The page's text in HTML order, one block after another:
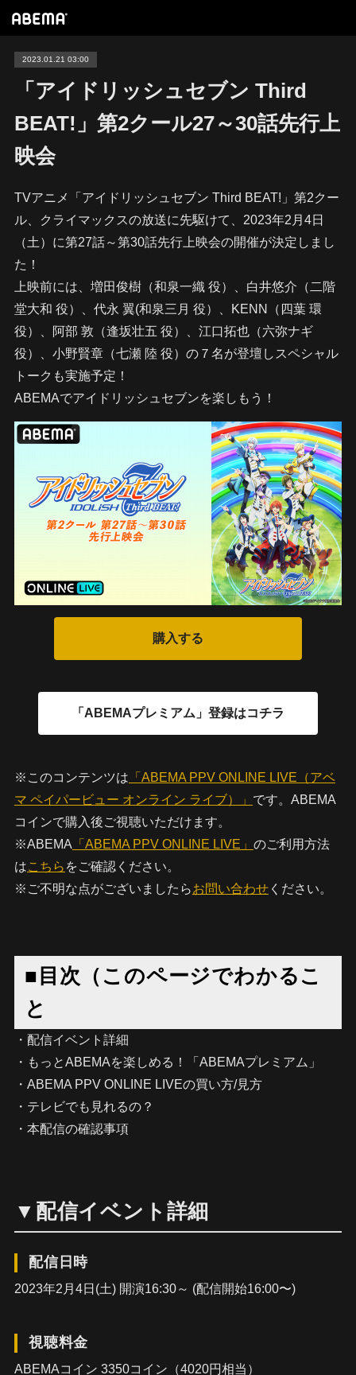
2023.01.21 03:00
「アイドリッシュセブン Third
BEAT!」第2クール27～30話先行上
映会
TVアニメ「アイドリッシュセブン Third BEAT!」第2クー
ル、クライマックスの放送に先駆けて、2023年2月4日
（土）に第27話～第30話先行上映会の開催が決定しまし
た！
上映前には、増田俊樹（和泉一織 役）、白井悠介（二階
堂大和 役）、代永 翼(和泉三月 役）、KENN（四葉 環
役）、阿部 敦（逢坂壮五 役）、江口拓也（六弥ナギ
役）、小野賢章（七瀬 陸 役）の７名が登壇しスペシャル
トークも実施予定！
ABEMAでアイドリッシュセブンを楽しもう！
※このコンテンツは 「ABEMA PPV ONLINE LIVE（アベ
マ ペイパービュー オンライン ライブ）」 です。ABEMA
コインで購入後ご視聴いただけます。
※ABEMA 「ABEMA PPV ONLINE LIVE」 のご利用方法
はこちら をご確認ください。
※ご不明な点がございましたらお問い合わせください。
■目次（このページでわかるこ
と
・配信イベント詳細
・もっとABEMAを楽しめる！「ABEMAプレミアム」
・ABEMA PPV ONLINE LIVEの買い方/見方
・テレビでも見れるの？
・本配信の確認事項
▼配信イベント詳細
配信日時
2023年2月4日(土) 開演16:30～ (配信開始16:00〜)
視聴料金
ABEMAコイン 3350コイン（4020円相当）